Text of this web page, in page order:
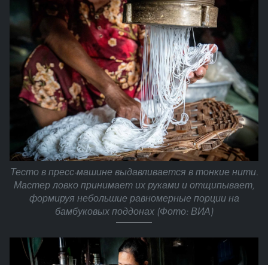
Тесто в пресс-машине выдавливается в тонкие нити.
Мастер ловко принимает их руками и отщипывает,
формируя небольшие равномерные порции на
бамбуковых поддонах (Фото: ВИА)